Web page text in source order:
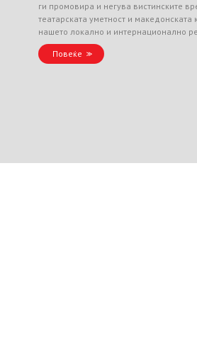
ги промовира и негува вистинските
театарската уметност и македонската
нашето локално и интернационално
Повеќе